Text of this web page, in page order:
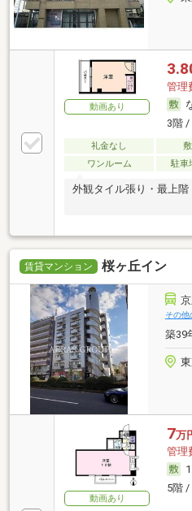
動画あり
管理
3階 /
礼金なし
ワンルーム
駐車
外観タイル張り・最上
賃貸マンション 桜ヶ丘イン
その他
築39
動画あり
7万
管理
5階 /